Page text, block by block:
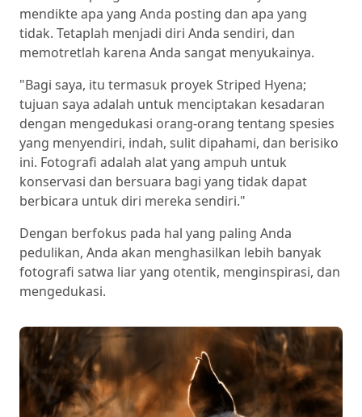
mendikte apa yang Anda posting dan apa yang
tidak. Tetaplah menjadi diri Anda sendiri, dan
memotretlah karena Anda sangat menyukainya.
"Bagi saya, itu termasuk proyek Striped Hyena;
tujuan saya adalah untuk menciptakan kesadaran
dengan mengedukasi orang-orang tentang spesies
yang menyendiri, indah, sulit dipahami, dan berisiko
ini. Fotografi adalah alat yang ampuh untuk
konservasi dan bersuara bagi yang tidak dapat
berbicara untuk diri mereka sendiri."
Dengan berfokus pada hal yang paling Anda
pedulikan, Anda akan menghasilkan lebih banyak
fotografi satwa liar yang otentik, menginspirasi, dan
mengedukasi.